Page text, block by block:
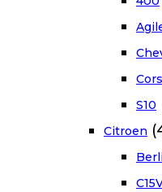
S10
Citroen